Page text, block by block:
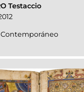
Testaccio